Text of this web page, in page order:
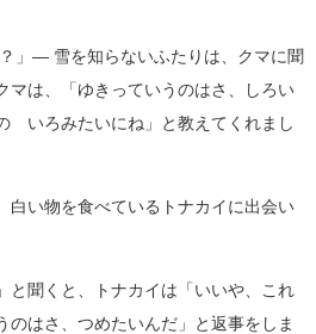
」― 雪を知らないふたりは、クマに聞
マは、「ゆきっていうのはさ、しろい
いろみたいにね」と教えてくれまし
白い物を食べているトナカイに出会い
と聞くと、トナカイは「いいや、これ
はさ、つめたいんだ」と返事をしま